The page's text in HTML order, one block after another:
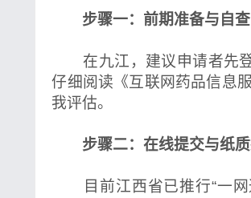
步骤一：前期准备与自查
在九江，建议申请者先登
仔细阅读《互联网药品信息
我评估。
步骤二：在线提交与纸质
目前江西省已推行“一网